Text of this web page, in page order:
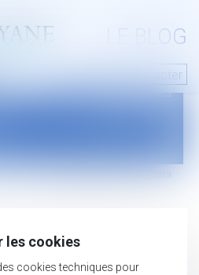
LE BLOG
Nous contacter
Cedex
Mentions légales
les cookies
cookies techniques pour